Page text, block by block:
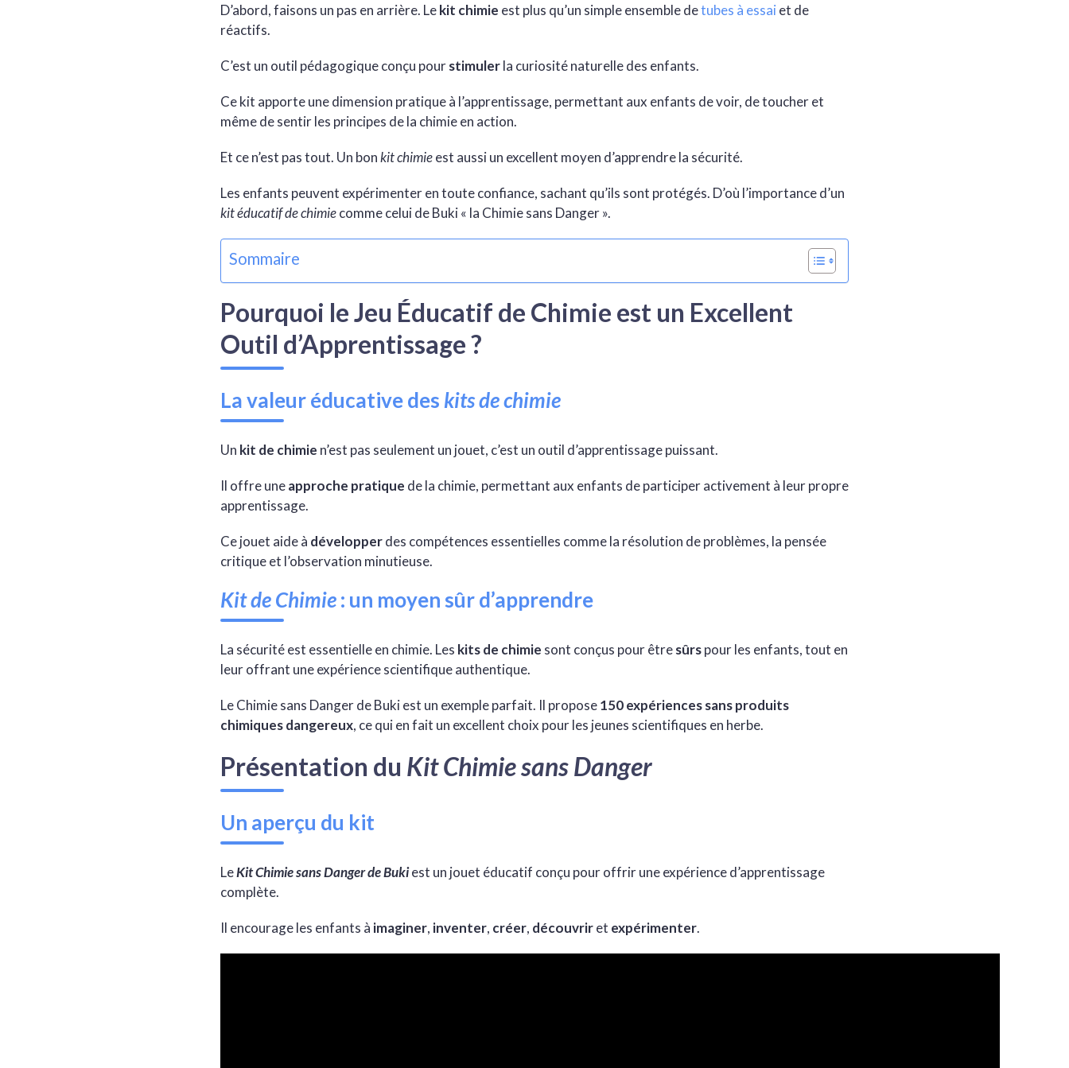
D’abord, faisons un pas en arrière. Lekit chimie est plus qu’un simple ensemble detubes à essai et de
réactifs.
C’est un outil pédagogique conçu pourstimulerla curiosité naturelle des enfants.
Ce kit apporte une dimension pratique à l’apprentissage, permettant aux enfants de voir, de toucher et
même de sentir les principes de la chimie en action.
Et ce n’est pas tout. Un bonkit chimieest aussi un excellent moyen d’apprendre la sécurité.
Les enfants peuvent expérimenter en toute confiance, sachant qu’ils sont protégés. D’où l’importance d’un
kit éducatif de chimiecomme celui de Buki « la Chimie sans Danger ».
Sommaire
Pourquoi le Jeu Éducatif de Chimie est un Excellent
Outil d’Apprentissage ?
La valeur éducative des kits de chimie
Un kit de chimie n’est pas seulement un jouet, c’est un outil d’apprentissage puissant.
Il offre uneapproche pratique de la chimie, permettant aux enfants de participer activement à leur propre
apprentissage.
Ce jouet aide à développerdes compétences essentielles comme la résolution de problèmes, la pensée
critique et l’observation minutieuse.
Kit de Chimie: un moyen sûr d’apprendre
La sécurité est essentielle en chimie. Les kits de chimie sont conçus pour êtresûrspour les enfants, tout en
leur offrant une expérience scientifique authentique.
Le Chimie sans Danger de Buki est un exemple parfait. Il propose150 expériences sans produits
chimiques dangereux, ce qui en fait un excellent choix pour les jeunes scientifiques en herbe.
Présentation du Kit Chimie sans Danger
Un aperçu du kit
LeKit Chimie sans Danger de Bukiest un jouet éducatif conçu pour offrir une expérience d’apprentissage
complète.
Il encourage les enfants à imaginer, inventer, créer, découvriret expérimenter.